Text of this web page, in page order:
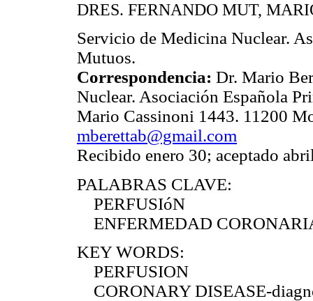
DRES. FERNANDO MUT,
Servicio de Medicina Nuclear.
Mutuos.
Correspondencia: Dr. Mario
Nuclear. Asociación Española
Mario Cassinoni 1443. 11200
mberettab@gmail.com
Recibido enero 30; aceptado
PALABRAS CLAVE:
PERFUSIóN
ENFERMEDAD
KEY WORDS:
PERFUSION
CORONARY DISEASE-